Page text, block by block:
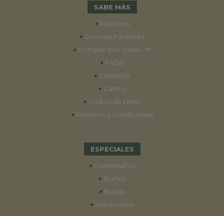
SABE MÁS
• Nosotros
• Coronas Fúnebres
• Comprar por zonas
• FAQS
• Contacto
• Carrito
• Costos de Envío
• Términos y Condiciones
ESPECIALES
• Cumpleaños
• 15 años
• Bodas
• Aniversarios